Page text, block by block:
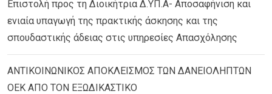
Επιστολή προς τη Διοικήτρια Δ.ΥΠ.Α- Αποσαφήνιση και
ενιαία υπαγωγή της πρακτικής άσκησης και της
σπουδαστικής άδειας στις υπηρεσίες Απασχόλησης
ΑΝΤΙΚΟΙΝΩΝΙΚΟΣ ΑΠΟΚΛΕΙΣΜΟΣ ΤΩΝ ΔΑΝΕΙΟΛΗΠΤΩΝ
ΟΕΚ ΑΠΟ ΤΟΝ ΕΞΩΔΙΚΑΣΤΙΚΟ